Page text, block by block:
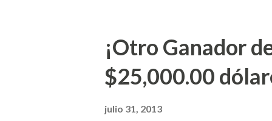
indicó López. Sobre el
mismo se continuará
jugadores podrán conocer
¡Otro Ganador
$25,000.00
julio 31, 2013